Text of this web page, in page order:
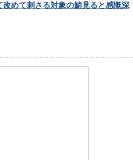
改めて刺さる対象の鯖見ると感慨深